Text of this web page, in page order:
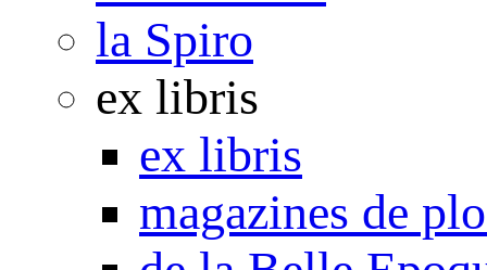
la Spiro
ex libris
ex libris
magazines de